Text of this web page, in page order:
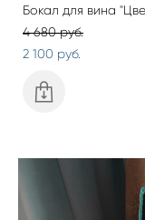
Бокал для вина
4 680 pуб.
2 100 pуб.